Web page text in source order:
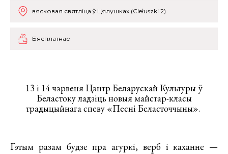
вясковая святліца ў Цялушках (Ciełuszki 2)
Бясплатнае
13 і 14 чэрвеня Цэнтр Беларускай Культуры ў
Беластоку ладзіць новыя майстар-класы
традыцыйнага спеву «Песні Беласточчыны».
Гэтым разам будзе пра агуркі, верб і каханне —